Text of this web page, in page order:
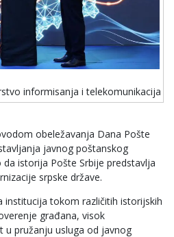
informisanja i telekomunikacija
obeležavanja Dana Pošte
javnog poštanskog
da istorija Pošte Srbije predstavlja
srpske države.
institucija tokom različitih istorijskih
građana, visok
pružanju usluga od javnog